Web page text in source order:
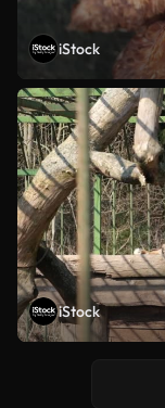
iStock
iStock